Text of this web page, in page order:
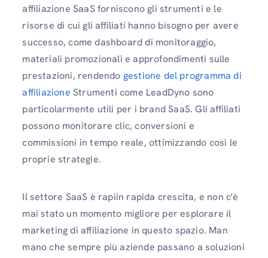
affiliazione SaaS forniscono gli strumenti e le
risorse di cui gli affiliati hanno bisogno per avere
successo, come dashboard di monitoraggio,
materiali promozionali e approfondimenti sulle
prestazioni, rendendo gestione del programma di
affiliazione Strumenti come LeadDyno sono
particolarmente utili per i brand SaaS. Gli affiliati
possono monitorare clic, conversioni e
commissioni in tempo reale, ottimizzando così le
proprie strategie.
Il settore SaaS è rapiin rapida crescita, e non c'è
mai stato un momento migliore per esplorare il
marketing di affiliazione in questo spazio. Man
mano che sempre più aziende passano a soluzioni